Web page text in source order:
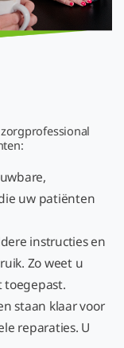
uw patiënten
instructies en
Zo weet u
toegepast.
staan klaar voor
reparaties. U